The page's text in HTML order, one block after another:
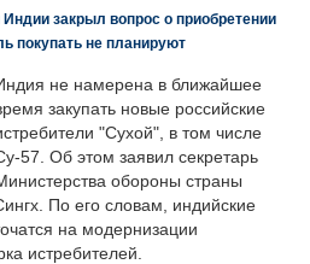
закрыл вопрос о приобретении
покупать не планируют
не намерена в ближайшее
закупать новые российские
"Сухой", в том числе
57. Об этом заявил секретарь
обороны страны
По его словам, индийские
на модернизации
истребителей.